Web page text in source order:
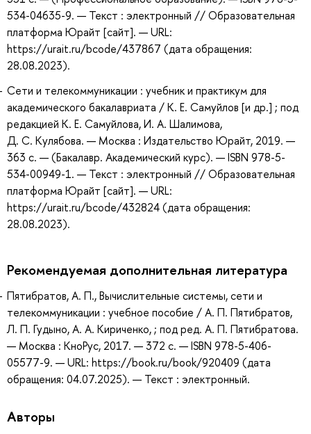
534-04635-9. — Текст : электронный // Образовательная
платформа Юрайт [сайт]. — URL:
https://urait.ru/bcode/437867 (дата обращения:
28.08.2023).
Сети и телекоммуникации : учебник и практикум для
академического бакалавриата / К. Е. Самуйлов [и др.] ; под
редакцией К. Е. Самуйлова, И. А. Шалимова,
Д. С. Кулябова. — Москва : Издательство Юрайт, 2019. —
363 с. — (Бакалавр. Академический курс). — ISBN 978-5-
534-00949-1. — Текст : электронный // Образовательная
платформа Юрайт [сайт]. — URL:
https://urait.ru/bcode/432824 (дата обращения:
28.08.2023).
Рекомендуемая дополнительная литература
Пятибратов, А. П., Вычислительные системы, сети и
телекоммуникации : учебное пособие / А. П. Пятибратов,
Л. П. Гудыно, А. А. Кириченко, ; под ред. А. П. Пятибратова.
— Москва : КноРус, 2017. — 372 с. — ISBN 978-5-406-
05577-9. — URL: https://book.ru/book/920409 (дата
обращения: 04.07.2025). — Текст : электронный.
Авторы